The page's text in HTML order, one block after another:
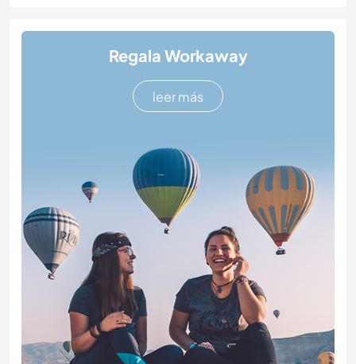
Regala Workaway
leer más